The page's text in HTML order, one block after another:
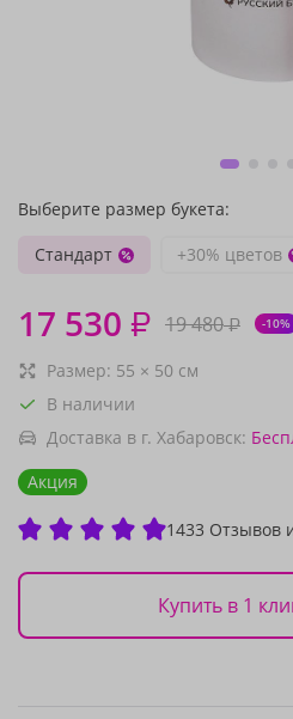
Выберите размер букета:
Стандарт
+30% цветов
17 530 ₽ 19 480₽ -10%
Размер: 55 × 50 см
В наличии
Доставка в г. Хабаровск:
Акция
1433 Отзывов
Купить в 1